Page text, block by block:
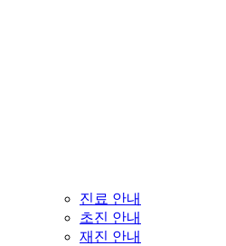
진료 안내
초진 안내
재진 안내